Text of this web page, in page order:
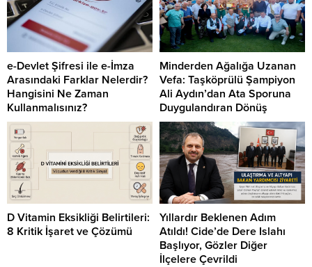
e-Devlet Şifresi ile e-İmza
Arasındaki Farklar Nelerdir?
Hangisini Ne Zaman
Kullanmalısınız?
Minderden Ağalığa Uzanan
Vefa: Taşköprülü Şampiyon
Ali Aydın’dan Ata Sporuna
Duygulandıran Dönüş
D Vitamin Eksikliği Belirtileri:
8 Kritik İşaret ve Çözümü
Yıllardır Beklenen Adım
Atıldı! Cide’de Dere Islahı
Başlıyor, Gözler Diğer
İlçelere Çevrildi